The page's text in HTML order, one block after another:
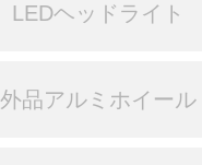
LEDヘッドライト
外品アルミホイール